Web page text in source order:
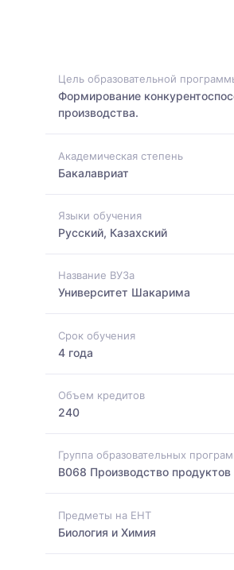
Цель образовательной
Формирование
производства.
Академическая степень
Бакалавриат
Языки обучения
Русский, Казахский
Название ВУЗа
Университет Шакарима
Срок обучения
4 года
Объем кредитов
240
Группа образовательных
B068 Производство продуктов
Предметы на ЕНТ
Биология и Химия